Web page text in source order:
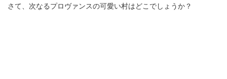
さて、次なるプロヴァンスの可愛い村はどこでしょうか？